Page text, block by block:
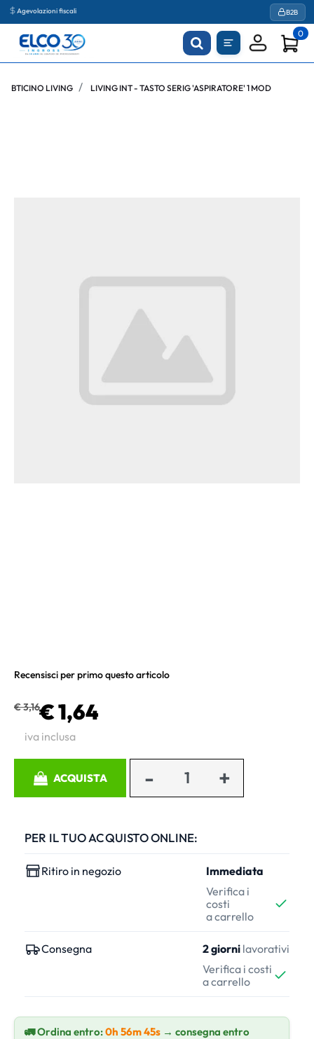
Agevolazioni fiscali B2B
0
BTICINO LIVING LIVING INT - TASTO SERIG 'ASPIRATORE' 1 MOD
Recensisci per primo questo articolo
€ 3,16€ 1,64
iva inclusa
ACQUISTA
PER IL TUO ACQUISTO ONLINE:
Ritiro in negozio
Immediata
Verifica i
costi
a carrello
Consegna 2 giorni lavorativi
Verifica i costi
a carrello
🚛 Ordina entro:0h 56m 44s → consegna entro